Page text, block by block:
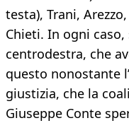
testa), Trani,
Chieti. In ogni caso,
centrodestra, che
questo nonostante
giustizia, che la
Giuseppe Conte